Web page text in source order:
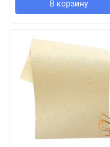
В корзину